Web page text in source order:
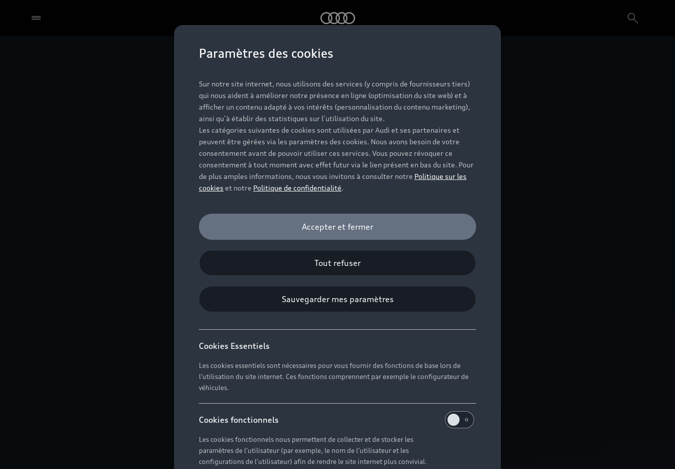
Paramètres des cookies
Sur notre site internet, nous utilisons des services (y compris de fournisseurs tiers)
qui nous aident à améliorer notre présence en ligne (optimisation du site web) et à
afficher un contenu adapté à vos intérêts (personnalisation du contenu marketing),
ainsi qu’à établir des statistiques sur l’utilisation du site.
Les catégories suivantes de cookies sont utilisées par Audi et ses partenaires et
peuvent être gérées via les paramètres des cookies. Nous avons besoin de votre
consentement avant de pouvoir utiliser ces services. Vous pouvez révoquer ce
consentement à tout moment avec effet futur via le lien présent en bas du site. Pour
de plus amples informations, nous vous invitons à consulter notre Politique sur les
cookies et notre Politique de confidentialité.
Accepter et fermer
Tout refuser
Sauvegarder mes paramètres
Cookies Essentiels
Les cookies essentiels sont nécessaires pour vous fournir des fonctions de base lors de
l'utilisation du site internet. Ces fonctions comprennent par exemple le configurateur de
véhicules.
Cookies fonctionnels
Les cookies fonctionnels nous permettent de collecter et de stocker les
paramètres de l'utilisateur (par exemple, le nom de l'utilisateur et les
configurations de l'utilisateur) afin de rendre le site internet plus convivial.